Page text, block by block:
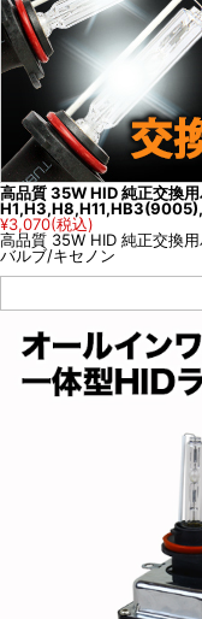
高品質 35W HID 純正交換
¥3,070(税込)
高品質 35W HID 純正交換
バルブ/キセノン